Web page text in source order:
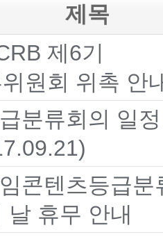
제목
제6기
원회 위촉 안
분류회의 일
콘텐츠등급분
날 휴무 안내